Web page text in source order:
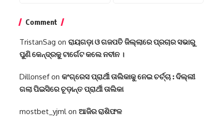
Comment
TristanSag on ରାୟଗଡ଼ା ଓ ଗଜପତି ଜିଲ୍ଲାରେ ପ୍ରଚାର ସଭାରୁ
ପୁଣି କେନ୍ଦ୍ରକୁ ଟାର୍ଗେଟ କଲେ ନବୀନ ।
Dillonsefon କଂଗ୍ରେସ ପ୍ରାର୍ଥୀ ତାଲିକାକୁ ନେଇ ଚର୍ଚ୍ଚା : ଦିଲ୍ଲୀ
ଗଲା ପିଇସିରେ ଚୂଡ଼ାନ୍ତ ପ୍ରାର୍ଥୀ ତାଲିକା
mostbet_yjmlon ଆଜିର ରାଶିଫଳ